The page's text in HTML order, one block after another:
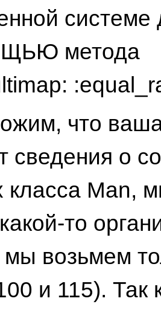
системе
метода
что
сведения о
класса Man,
то
возьмем
и 115). Так